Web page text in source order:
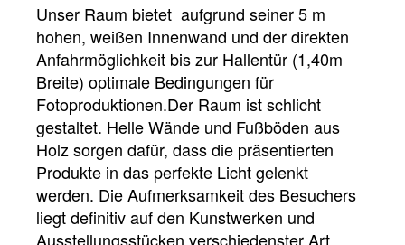
Unser Raum bietet aufgrund seiner 5 m
hohen, weißen Innenwand und der direkten
Anfahrmöglichkeit bis zur Hallentür (1,40m
Breite) optimale Bedingungen für
Fotoproduktionen.Der Raum ist schlicht
gestaltet. Helle Wände und Fußböden aus
Holz sorgen dafür, dass die präsentierten
Produkte in das perfekte Licht gelenkt
werden. Die Aufmerksamkeit des Besuchers
liegt definitiv auf den Kunstwerken und
Ausstellungsstücken verschiedenster Art.